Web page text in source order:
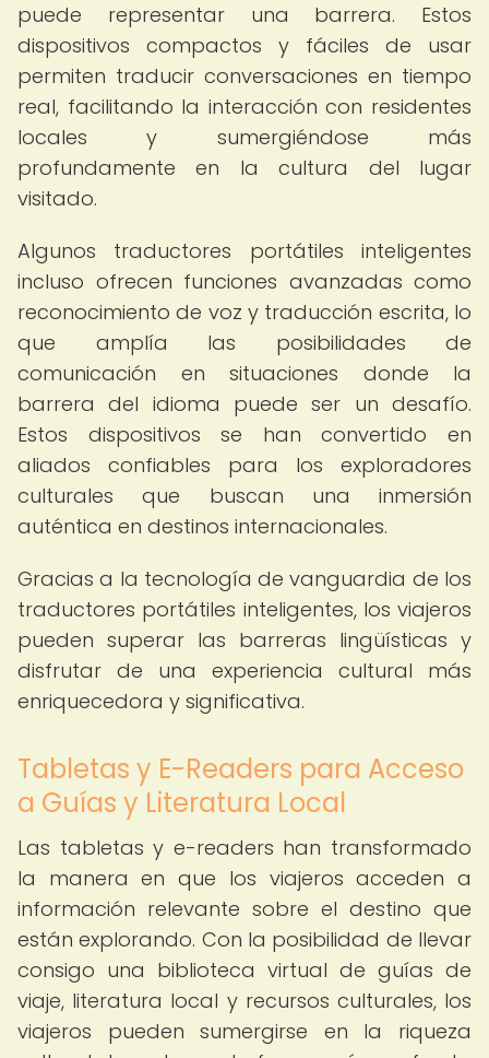
puede representar una barrera. Estos
dispositivos compactos y fáciles de usar
permiten traducir conversaciones en tiempo
real, facilitando la interacción con residentes
locales y sumergiéndose más
profundamente en la cultura del lugar
visitado.
Algunos traductores portátiles inteligentes
incluso ofrecen funciones avanzadas como
reconocimiento de voz y traducción escrita, lo
que amplía las posibilidades de
comunicación en situaciones donde la
barrera del idioma puede ser un desafío.
Estos dispositivos se han convertido en
aliados confiables para los exploradores
culturales que buscan una inmersión
auténtica en destinos internacionales.
Gracias a la tecnología de vanguardia de los
traductores portátiles inteligentes, los viajeros
pueden superar las barreras lingüísticas y
disfrutar de una experiencia cultural más
enriquecedora y significativa.
Tabletas y E-Readers para Acceso
a Guías y Literatura Local
Las tabletas y e-readers han transformado
la manera en que los viajeros acceden a
información relevante sobre el destino que
están explorando. Con la posibilidad de llevar
consigo una biblioteca virtual de guías de
viaje, literatura local y recursos culturales, los
viajeros pueden sumergirse en la riqueza